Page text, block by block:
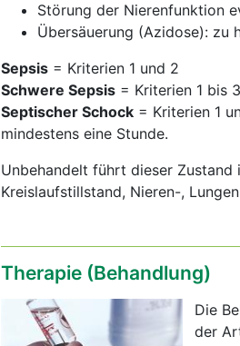
Störung der Nierenfunktion
Übersäuerung (Azidose): zu
Sepsis = Kriterien 1 und 2
Schwere Sepsis = Kriterien 1 bis 3
Septischer Schock = Kriterien 1
mindestens eine Stunde.
Unbehandelt führt dieser
Kreislaufstillstand, Nieren-,
Therapie (Behandlung)
Die
der